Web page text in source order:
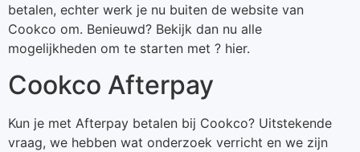
betalen, echter werk je nu buiten de website van
Cookco om. Benieuwd? Bekijk dan nu alle
mogelijkheden om te starten met ? hier.
Cookco Afterpay
Kun je met Afterpay betalen bij Cookco? Uitstekende
vraag, we hebben wat onderzoek verricht en we zijn